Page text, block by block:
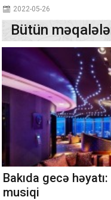
2022-05-26
Bütün
Bakıda gecə
musiqi